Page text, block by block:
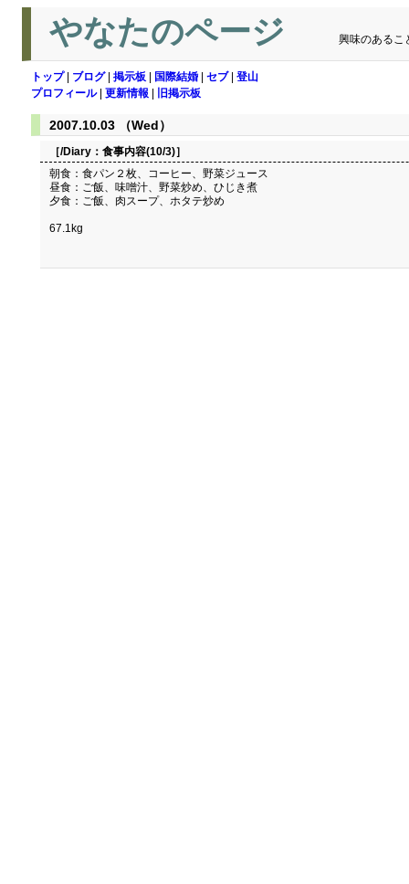
やなたのページ 興味のあるこ
トップ| ブログ| 掲示板 国際結婚 セブ| 登山
プロフィール| 更新情報 旧掲示板
2007.10.03 （Wed）
［/Diary： 食事内容(10/3)］
朝食：食パン２枚、コーヒー、野菜ジュース
昼食：ご飯、味噌汁、野菜炒め、ひじき煮
夕食：ご飯、肉スープ、ホタテ炒め
67.1kg